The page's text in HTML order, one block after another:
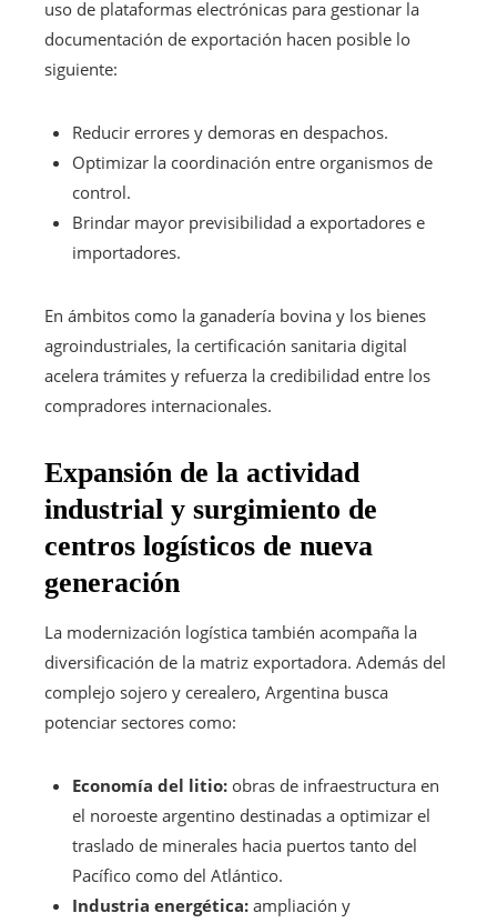
uso de plataformas electrónicas para gestionar la
documentación de exportación hacen posible lo
siguiente:
Reducir errores y demoras en despachos.
Optimizar la coordinación entre organismos de
control.
Brindar mayor previsibilidad a exportadores e
importadores.
En ámbitos como la ganadería bovina y los bienes
agroindustriales, la certificación sanitaria digital
acelera trámites y refuerza la credibilidad entre los
compradores internacionales.
Expansión de la actividad
industrial y surgimiento de
centros logísticos de nueva
generación
La modernización logística también acompaña la
diversificación de la matriz exportadora. Además del
complejo sojero y cerealero, Argentina busca
potenciar sectores como:
Economía del litio: obras de infraestructura en
el noroeste argentino destinadas a optimizar el
traslado de minerales hacia puertos tanto del
Pacífico como del Atlántico.
Industria energética: ampliación y